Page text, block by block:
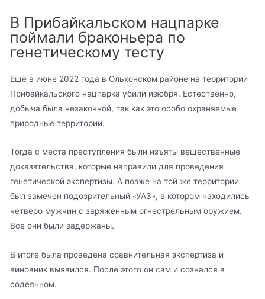
В Прибайкальском нацпарке
поймали браконьера по
генетическому тесту
Ещё в июне 2022 года в Ольхонском районе на территории
Прибайкальского нацпарка убили изюбря. Естественно,
добыча была незаконной, так как это особо охраняемые
природные территории.
Тогда с места преступления были изъяты вещественные
доказательства, которые направили для проведения
генетической экспертизы. А позже на той же территории
был замечен подозрительный «УАЗ», в котором находились
четверо мужчин с заряженным огнестрельным оружием.
Все они были задержаны.
В итоге была проведена сравнительная экспертиза и
виновник выявился. После этого он сам и сознался в
содеянном.